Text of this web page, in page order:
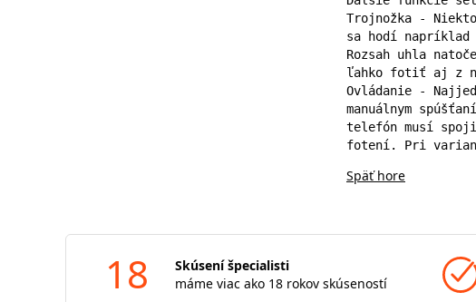
Trojnožka -
sa hodí
Rozsah uhla
ľahko fotiť aj z
Ovládanie -
manuálnym
telefón musí
fotení. Pri
Späť hore
18
Skúsení špecialisti
máme viac ako 18 rokov skúseností